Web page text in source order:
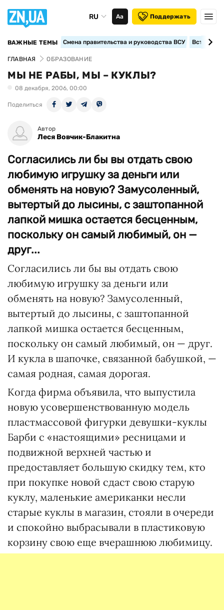
RU Аа Поддержать
ВАЖНЫЕ ТЕМЫ Смена правительства и руководства ВСУ
ГЛАВНАЯ ОБРАЗОВАНИЕ
МЫ НЕ РАБЫ, МЫ – КУКЛЫ?
08 декабря, 2006, 00:00
Поделиться
Автор
Леся Вовчик-Блакитна
Согласились ли бы вы отдать свою
любимую игрушку за деньги или
обменять на новую? Замусоленный,
вытертый до лысины, с заштопанной
лапкой мишка остается бесценным,
поскольку он самый любимый, он —
друг...
Согласились ли бы вы отдать свою
любимую игрушку за деньги или
обменять на новую? Замусоленный,
вытертый до лысины, с заштопанной
лапкой мишка остается бесценным,
поскольку он самый любимый, он — друг.
И кукла в шапочке, связанной бабушкой, —
самая родная, самая дорогая.
Когда фирма объявила, что выпустила
новую усовершенствованную модель
пластмассовой фигурки девушки-куклы
Барби с «настоящими» ресницами и
подвижной верхней частью и
предоставляет большую скидку тем, кто
при покупке новой сдаст свою старую
куклу, маленькие американки несли
старые куклы в магазин, стояли в очереди
и спокойно выбрасывали в пластиковую
корзину свою еще вчерашнюю любимицу.